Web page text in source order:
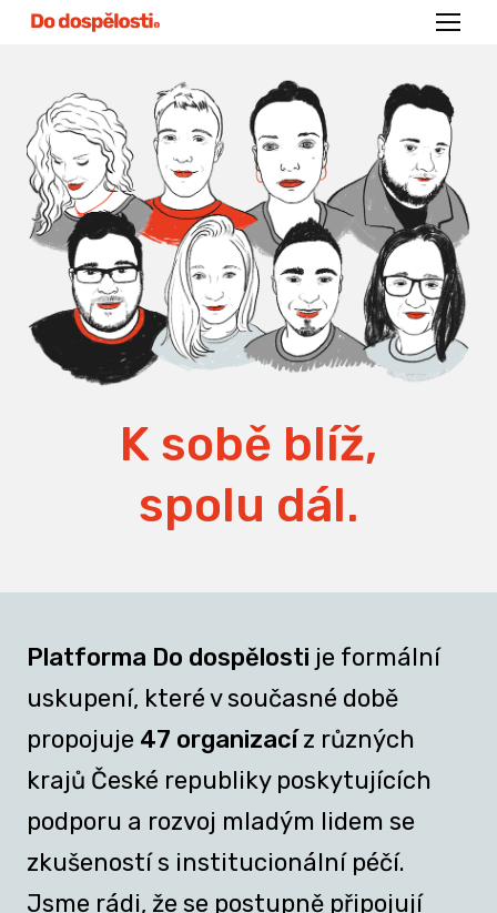
Menu
K sobě blíž,
spolu dál.
Platforma Do dospělosti je formální
uskupení, které v současné době
propojuje 47 organizacíz různých
krajů České republiky poskytujících
podporu a rozvoj mladým lidem se
zkušeností s institucionální péčí.
Jsme rádi, že se postupně připojují